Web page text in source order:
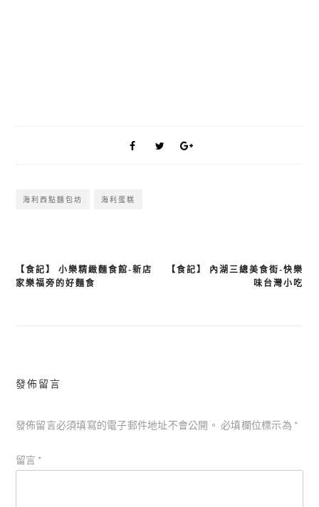
海利西點麵包坊 海利蛋糕
文
【食記】 小樂精緻麵食館-新店
家樂福旁的好麵食
【食記】 內湖三總美食街-快樂
味台灣小吃
發佈留言
發佈留言必須填寫的電子郵件地址不會公開。 必填欄位標示為 *
留言 *